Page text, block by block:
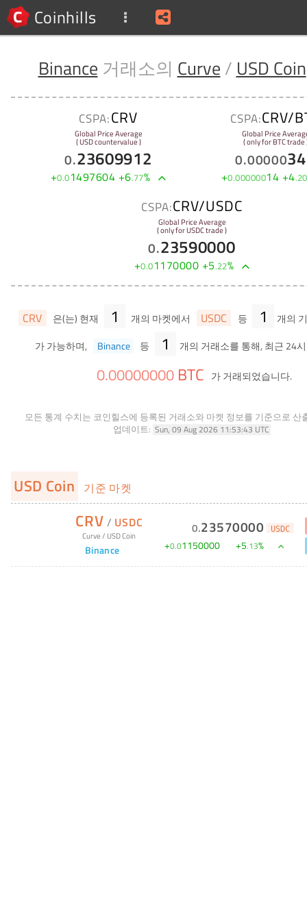
Coinhills
Binance 거래소의 Curve / USD Coin
CSPA:CRV
Global Price Average
( USD countervalue )
0.23609912
+0.01497604 +6.77%
CSPA:CRV/
Global Price
( only for BTC trade
0.00000
+0.00000014 +4.20
CSPA:CRV/USDC
Global Price Average
( only for USDC trade )
0.23590000
+0.01170000 +5.22%
CRV 은(는) 현재 1 개의 마켓에서 USDC 등 1
개의
가 가능하며,
Binance 등 1 개의 거래소를 통해, 최근 24
0.00000000 BTC 가 거래되었습니다.
모든 통계 수치는 코인힐스에 등록된 거래소와 마켓 정보를 기준으로 산
업데이트: Sun, 09 Aug 2026 11:53:43 UTC
USD Coin 기준 마켓
CRV / USDC
Curve/ USD Coin
Binance
0.23570000 USDC
+0.01150000 +5.13%